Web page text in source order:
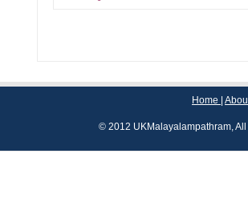
Home
© 2012 UKMalayalampathram,